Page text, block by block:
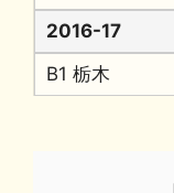
2016-17
B1 栃木